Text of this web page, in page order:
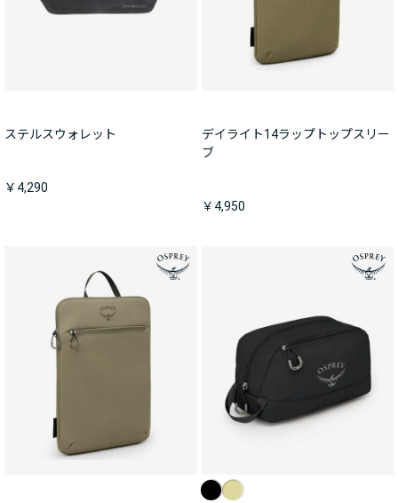
ステルスウォレット
￥4,290
デイライト14ラップトップスリー
ブ
￥4,950